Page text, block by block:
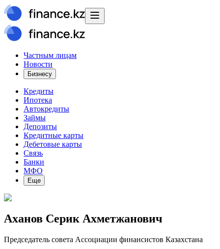
Частным лицам
Новости
Бизнесу
Кредиты
Ипотека
Автокредиты
Займы
Депозиты
Кредитные карты
Дебетовые карты
Связь
Банки
МФО
Еще
Аханов Серик Ахметжанович
Председатель совета Ассоциации финансистов Казахстана